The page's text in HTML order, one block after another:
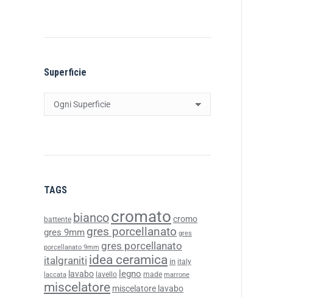
Superficie
TAGS
battente biancocromato cromo
gres 9mm gres porcellanato gres
porcellanato 9mm gres porcellanato
italgraniti idea ceramica in italy
laccata lavabo lavello legno made marrone
miscelatore miscelatore lavabo